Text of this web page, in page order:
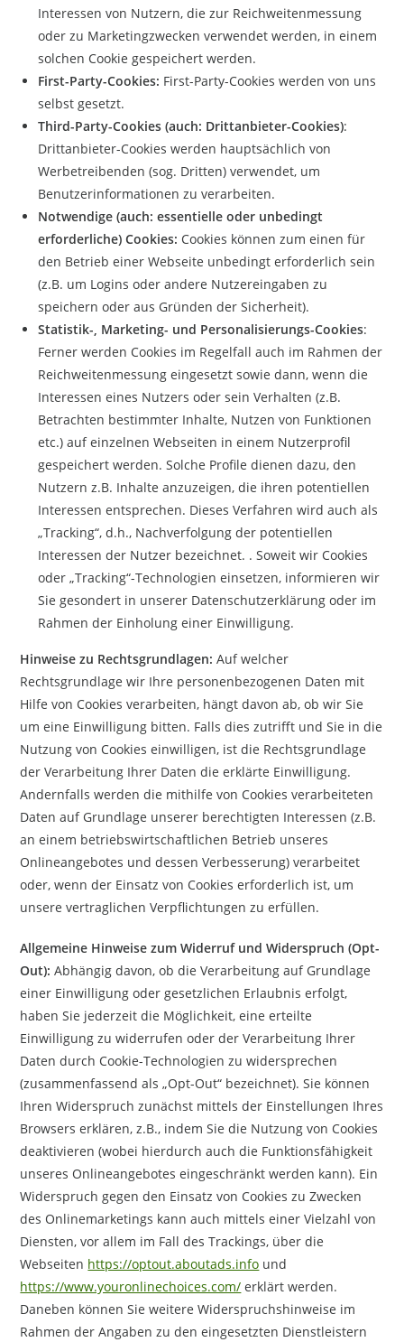
Interessen von Nutzern, die zur Reichweitenmessung
oder zu Marketingzwecken verwendet werden, in einem
solchen Cookie gespeichert werden.
First-Party-Cookies: First-Party-Cookies werden von uns
selbst gesetzt.
Third-Party-Cookies (auch: Drittanbieter-Cookies):
Drittanbieter-Cookies werden hauptsächlich von
Werbetreibenden (sog. Dritten) verwendet, um
Benutzerinformationen zu verarbeiten.
Notwendige (auch: essentielle oder unbedingt
erforderliche) Cookies: Cookies können zum einen für
den Betrieb einer Webseite unbedingt erforderlich sein
(z.B. um Logins oder andere Nutzereingaben zu
speichern oder aus Gründen der Sicherheit).
Statistik-, Marketing- und Personalisierungs-Cookies:
Ferner werden Cookies im Regelfall auch im Rahmen der
Reichweitenmessung eingesetzt sowie dann, wenn die
Interessen eines Nutzers oder sein Verhalten (z.B.
Betrachten bestimmter Inhalte, Nutzen von Funktionen
etc.) auf einzelnen Webseiten in einem Nutzerprofil
gespeichert werden. Solche Profile dienen dazu, den
Nutzern z.B. Inhalte anzuzeigen, die ihren potentiellen
Interessen entsprechen. Dieses Verfahren wird auch als
„Tracking“, d.h., Nachverfolgung der potentiellen
Interessen der Nutzer bezeichnet. . Soweit wir Cookies
oder „Tracking“-Technologien einsetzen, informieren wir
Sie gesondert in unserer Datenschutzerklärung oder im
Rahmen der Einholung einer Einwilligung.
Hinweise zu Rechtsgrundlagen:Auf welcher
Rechtsgrundlage wir Ihre personenbezogenen Daten mit
Hilfe von Cookies verarbeiten, hängt davon ab, ob wir Sie
um eine Einwilligung bitten. Falls dies zutrifft und Sie in die
Nutzung von Cookies einwilligen, ist die Rechtsgrundlage
der Verarbeitung Ihrer Daten die erklärte Einwilligung.
Andernfalls werden die mithilfe von Cookies verarbeiteten
Daten auf Grundlage unserer berechtigten Interessen (z.B.
an einem betriebswirtschaftlichen Betrieb unseres
Onlineangebotes und dessen Verbesserung) verarbeitet
oder, wenn der Einsatz von Cookies erforderlich ist, um
unsere vertraglichen Verpflichtungen zu erfüllen.
Allgemeine Hinweise zum Widerruf und Widerspruch (Opt-
Out):Abhängig davon, ob die Verarbeitung auf Grundlage
einer Einwilligung oder gesetzlichen Erlaubnis erfolgt,
haben Sie jederzeit die Möglichkeit, eine erteilte
Einwilligung zu widerrufen oder der Verarbeitung Ihrer
Daten durch Cookie-Technologien zu widersprechen
(zusammenfassend als „Opt-Out“ bezeichnet). Sie können
Ihren Widerspruch zunächst mittels der Einstellungen Ihres
Browsers erklären, z.B., indem Sie die Nutzung von Cookies
deaktivieren (wobei hierdurch auch die Funktionsfähigkeit
unseres Onlineangebotes eingeschränkt werden kann). Ein
Widerspruch gegen den Einsatz von Cookies zu Zwecken
des Onlinemarketings kann auch mittels einer Vielzahl von
Diensten, vor allem im Fall des Trackings, über die
Webseiten https://optout.aboutads.info und
https://www.youronlinechoices.com/ erklärt werden.
Daneben können Sie weitere Widerspruchshinweise im
Rahmen der Angaben zu den eingesetzten Dienstleistern